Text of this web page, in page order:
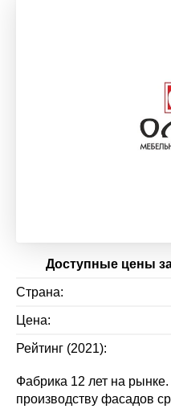
Доступные цены
Страна:
Цена:
Рейтинг (2021):
Фабрика 12 лет на
производству фасадов